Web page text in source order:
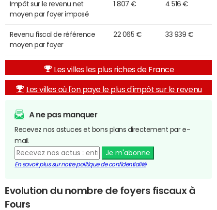
Impôt sur le revenu net
moyen par foyer imposé
1 807 € 4 516 €
Revenu fiscal de référence
moyen par foyer
22 065 € 33 939 €
Les villes les plus riches de France
Les villes où l'on paye le plus d'impôt sur le revenu
A ne pas manquer
Recevez nos astuces et bons plans directement par e-
mail.
Je m'abonne
En savoir plus sur notre politique de confidentialité
Evolution du nombre de foyers fiscaux à
Fours